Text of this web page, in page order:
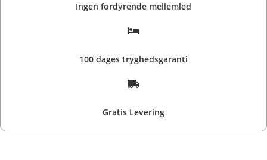
Ingen fordyrende mellemled
100 dages tryghedsgaranti
Gratis Levering